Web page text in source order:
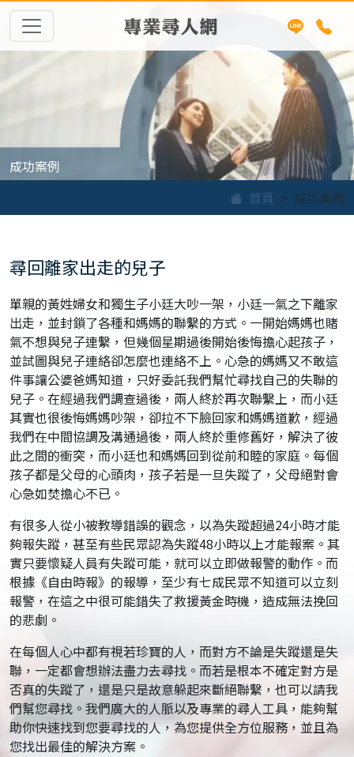
專業尋人網
成功案例
首頁
成功案例
尋回離家出走的兒子
單親的黃姓婦女和獨生子小廷大吵一架，小廷一氣之下離家
出走，並封鎖了各種和媽媽的聯繫的方式。一開始媽媽也賭
氣不想與兒子連繫，但幾個星期過後開始後悔擔心起孩子，
並試圖與兒子連絡卻怎麼也連絡不上。心急的媽媽又不敢這
件事讓公婆爸媽知道，只好委託我們幫忙尋找自己的失聯的
兒子。在經過我們調查過後，兩人終於再次聯繫上，而小廷
其實也很後悔媽媽吵架，卻拉不下臉回家和媽媽道歉，經過
我們在中間協調及溝通過後，兩人終於重修舊好，解決了彼
此之間的衝突，而小廷也和媽媽回到從前和睦的家庭。每個
孩子都是父母的心頭肉，孩子若是一旦失蹤了，父母絕對會
心急如焚擔心不已。
有很多人從小被教導錯誤的觀念，以為失蹤超過24小時才能
夠報失蹤，甚至有些民眾認為失蹤48小時以上才能報案。其
實只要懷疑人員有失蹤可能，就可以立即做報警的動作。而
根據《自由時報》的報導，至少有七成民眾不知道可以立刻
報警，在這之中很可能錯失了救援黃金時機，造成無法挽回
的悲劇。
在每個人心中都有視若珍寶的人，而對方不論是失蹤還是失
聯，一定都會想辦法盡力去尋找。而若是根本不確定對方是
否真的失蹤了，還是只是故意躲起來斷絕聯繫，也可以請我
們幫您尋找。我們廣大的人脈以及專業的尋人工具，能夠幫
助你快速找到您要尋找的人，為您提供全方位服務，並且為
您找出最佳的解決方案。